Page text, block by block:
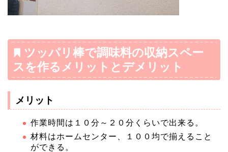
ツッパリ棒で調味料の収納スペー
スを作るメリットとデメリット
メリット
作業時間は１０分～２０分くらいで出来る。
材料はホームセンター、１００均で揃えること
ができる。